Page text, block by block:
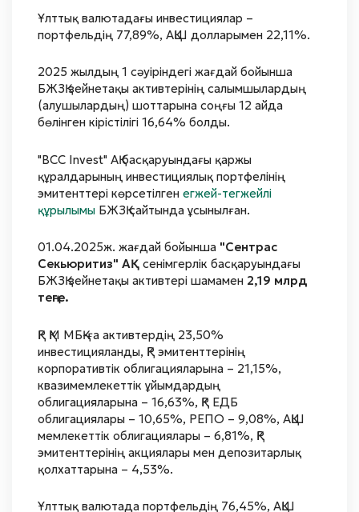
Ұлттық валютадағы инвестициялар –
портфельдің 77,89%, АҚШ долларымен 22,11%.
2025 жылдың 1 сәуіріндегі жағдай бойынша
БЖЗҚ зейнетақы активтерінің салымшылардың
(алушылардың) шоттарына соңғы 12 айда
бөлінген кірістілігі 16,64% болды.
"BCC Invest" АҚ басқаруындағы қаржы
құралдарының инвестициялық портфелінің
эмитенттері көрсетілген егжей-тегжейлі
құрылымы БЖЗҚ сайтында ұсынылған.
01.04.2025ж. жағдай бойынша "Сентрас
Секьюритиз" АҚ сенімгерлік басқаруындағы
БЖЗҚ зейнетақы активтері шамамен 2,19 млрд
теңге.
ҚР ҚМ МБҚ-ға активтердің 23,50%
инвестицияланды, ҚР эмитенттерінің
корпоративтік облигацияларына – 21,15%,
квазимемлекеттік ұйымдардың
облигацияларына – 16,63%, ҚР ЕДБ
облигациялары – 10,65%, РЕПО – 9,08%, АҚШ
мемлекеттік облигациялары – 6,81%, ҚР
эмитенттерінің акциялары мен депозитарлық
қолхаттарына – 4,53%.
Ұлттық валютада портфельдің 76,45%, АҚШ